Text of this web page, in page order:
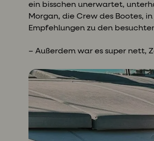
ein bisschen unerwartet,
Morgan, die Crew des Bootes,
Empfehlungen zu den
– Außerdem war es super nett,